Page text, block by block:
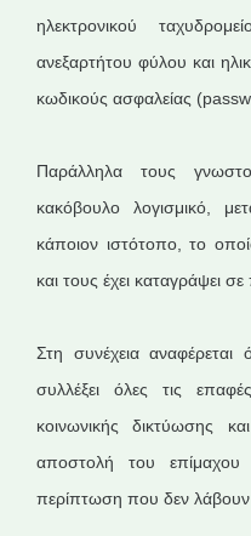
ηλεκτρονικού
ανεξαρτήτου φύλου και
κωδικούς ασφαλείας
Παράλληλα τους
κακόβουλο λογισμικό,
κάποιον ιστότοπο, το
και τους έχει καταγράψει
Στη συνέχεια αναφέρεται
συλλέξει όλες τις
κοινωνικής δικτύωσης
αποστολή του
περίπτωση που δεν λάβουν